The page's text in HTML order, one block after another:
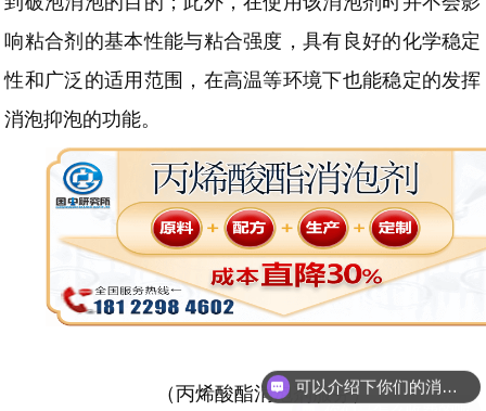
响粘合剂的基本性能与粘合强度，具有良好的化学稳定
性和广泛的适用范围，在高温等环境下也能稳定的发挥
消泡抑泡的功能。
（丙烯酸酯消泡剂服务）你们是怎么收费的呢